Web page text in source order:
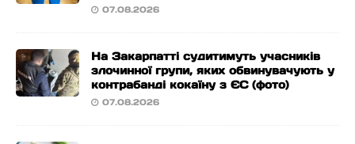
07.08.2026
На Закарпатті судитимуть учасників
злочинної групи, яких обвинувачують у
контрабанді кокаїну з ЄС (фото)
07.08.2026